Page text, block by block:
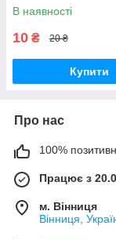
В наявності
10 ₴ 20 ₴
Купити
Про нас
100%
Працює з
м. Вінниця
Вінниця,